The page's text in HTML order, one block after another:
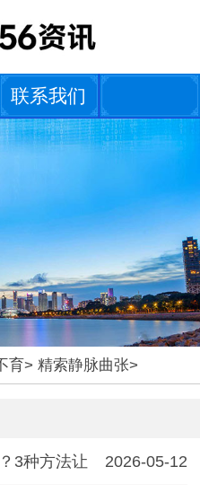
联系我们
育> 精索静脉曲张>
3种方法让 2026-05-12